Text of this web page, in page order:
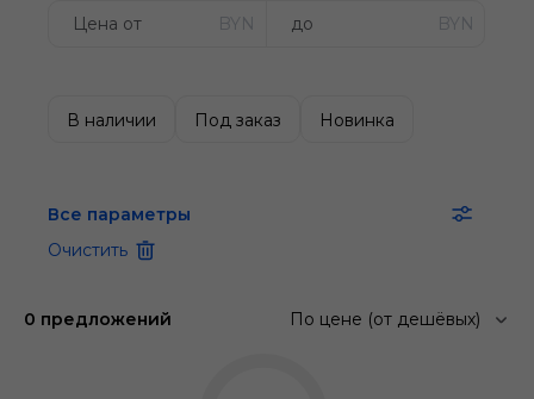
BYN BYN
В наличии Под заказ Новинка
Все параметры
Очистить
0 предложений По цене (от дешёвых)